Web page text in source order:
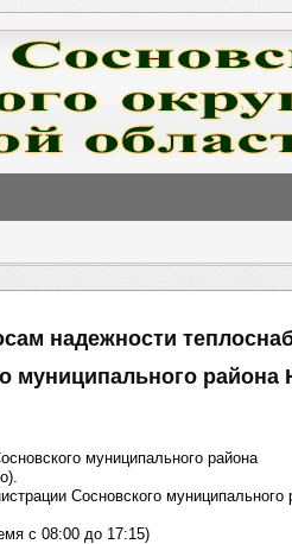
надежности
муниципального района
муниципального района
Сосновского муниципального
с 08:00 до 17:15)